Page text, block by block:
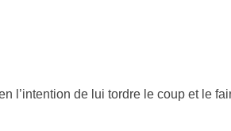
l’intention de lui tordre le coup et le